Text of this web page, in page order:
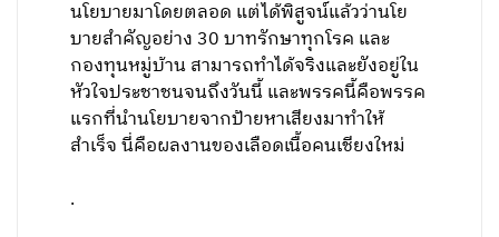
นโยบายมาโดยตลอด แต่ได้พิสูจน์แล้วว่านโย
บายสำคัญอย่าง 30 บาทรักษาทุกโรค และ
กองทุนหมู่บ้าน สามารถทำได้จริงและยังอยู่ใน
หัวใจประชาชนจนถึงวันนี้ และพรรคนี้คือพรรค
แรกที่นำนโยบายจากป้ายหาเสียงมาทำให้
สำเร็จ นี่คือผลงานของเลือดเนื้อคนเชียงใหม่
.